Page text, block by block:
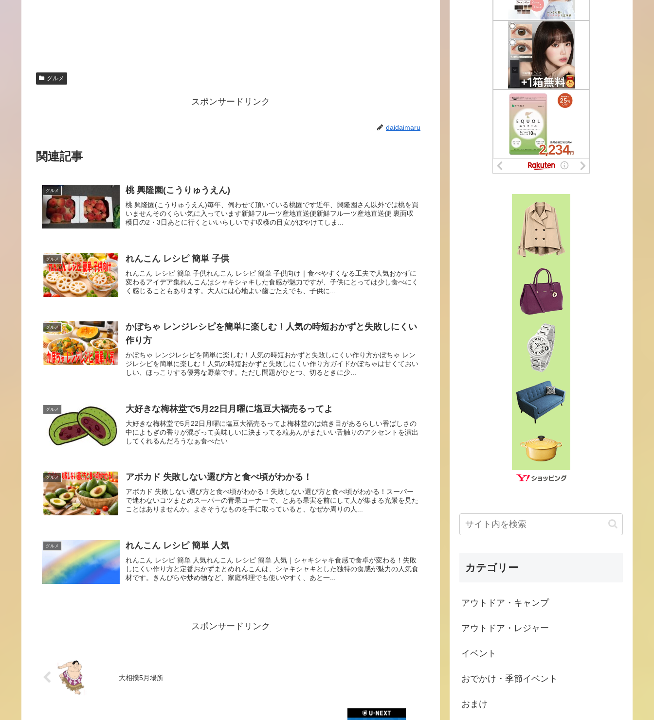
グルメ
スポンサードリンク
daidaimaru
関連記事
グルメ 桃 興隆園(こうりゅうえん)
桃 興隆園(こうりゅうえん)毎年、伺わせて頂いている桃園です近年、興隆園さん以外では桃を買
いませんそのくらい気に入っています新鮮フルーツ産地直送便新鮮フルーツ産地直送便 裏面収
穫日の2・3日あとに行くといいらしいです収穫の目安がぼやけてしま...
グルメ れんこん レシピ 簡単 子供
れんこん レシピ 簡単 子供れんこん レシピ 簡単 子供向け｜食べやすくなる工夫で人気おかずに
変わるアイデア集れんこんはシャキシャキした食感が魅力ですが、子供にとっては少し食べにく
く感じることもあります。大人には心地よい歯ごたえでも、子供に...
グルメ
かぼちゃ レンジレシピを簡単に楽しむ！人気の時短おかずと失敗しにくい
作り方
かぼちゃ レンジレシピを簡単に楽しむ！人気の時短おかずと失敗しにくい作り方かぼちゃ レン
ジレシピを簡単に楽しむ！人気の時短おかずと失敗しにくい作り方ガイドかぼちゃは甘くておい
しい、ほっこりする優秀な野菜です。ただし問題がひとつ、切るときに少...
グルメ 大好きな梅林堂で5月22日月曜に塩豆大福売るってよ
大好きな梅林堂で5月22日月曜に塩豆大福売るってよ梅林堂のは焼き目があるらしい香ばしさの
中によもぎの香りが混ざって美味しいに決まってる粒あんがまたいい舌触りのアクセントを演出
してくれるんだろうなぁ食べたい
グルメ アボカド 失敗しない選び方と食べ頃がわかる！
アボカド 失敗しない選び方と食べ頃がわかる！失敗しない選び方と食べ頃がわかる！スーパー
で迷わないコツまとめスーパーの青果コーナーで、とある果実を前にして人が集まる光景を見た
ことはありませんか。よさそうなものを手に取っていると、なぜか周りの人...
グルメ れんこん レシピ 簡単 人気
れんこん レシピ 簡単 人気れんこん レシピ 簡単 人気｜シャキシャキ食感で食卓が変わる！失敗
しにくい作り方と定番おかずまとめれんこんは、シャキシャキとした独特の食感が魅力の人気食
材です。きんぴらや炒め物など、家庭料理でも使いやすく、あと一...
スポンサードリンク
大相撲5月場所
カテゴリー
アウトドア・キャンプ
アウトドア・レジャー
イベント
おでかけ・季節イベント
おまけ